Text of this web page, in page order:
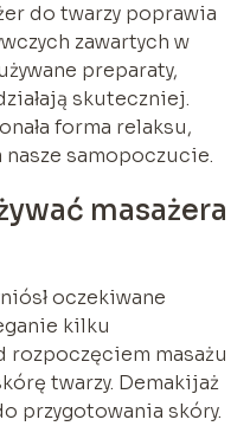
do twarzy poprawia
zawartych w
preparaty,
skuteczniej.
forma relaksu,
nasze samopoczucie.
masażera
oczekiwane
kilku
rozpoczęciem masażu
twarzy. Demakijaż
przygotowania skóry.